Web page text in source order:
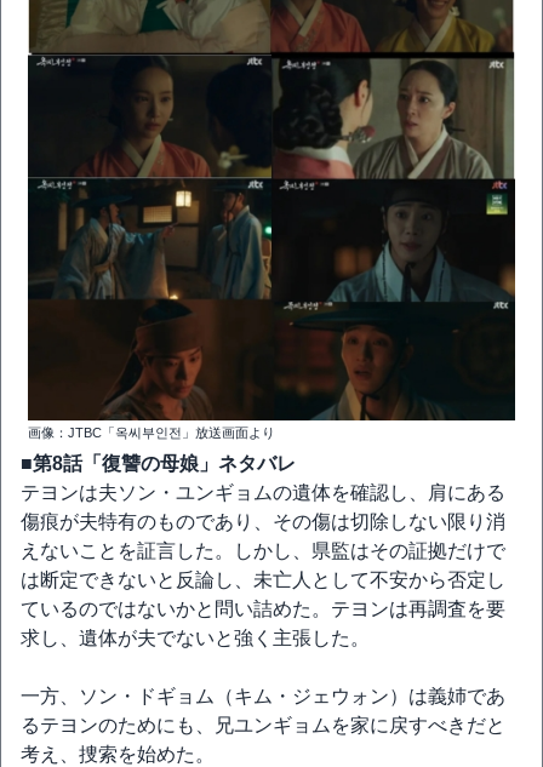
画像：JTBC「옥씨부인전」放送画面より
■第8話「復讐の母娘」ネタバレ
テヨンは夫ソン・ユンギョムの遺体を確認し、肩にある
傷痕が夫特有のものであり、その傷は切除しない限り消
えないことを証言した。しかし、県監はその証拠だけで
は断定できないと反論し、未亡人として不安から否定し
ているのではないかと問い詰めた。テヨンは再調査を要
求し、遺体が夫でないと強く主張した。
一方、ソン・ドギョム（キム・ジェウォン）は義姉であ
るテヨンのためにも、兄ユンギョムを家に戻すべきだと
考え、捜索を始めた。